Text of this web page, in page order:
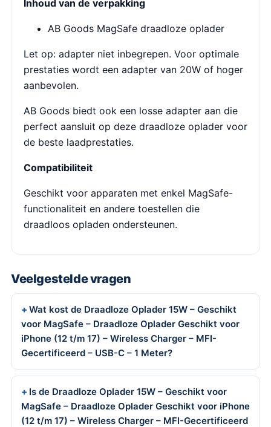
Inhoud van de verpakking
AB Goods MagSafe draadloze oplader
Let op: adapter niet inbegrepen. Voor optimale
prestaties wordt een adapter van 20W of hoger
aanbevolen.
AB Goods biedt ook een losse adapter aan die
perfect aansluit op deze draadloze oplader voor
de beste laadprestaties.
Compatibiliteit
Geschikt voor apparaten met enkel MagSafe-
functionaliteit en andere toestellen die
draadloos opladen ondersteunen.
Veelgestelde vragen
Wat kost de Draadloze Oplader 15W – Geschikt
voor MagSafe – Draadloze Oplader Geschikt voor
iPhone (12 t/m 17) – Wireless Charger – MFI-
Gecertificeerd – USB-C – 1 Meter?
Is de Draadloze Oplader 15W – Geschikt voor
MagSafe – Draadloze Oplader Geschikt voor iPhone
(12 t/m 17) – Wireless Charger – MFI-Gecertificeerd